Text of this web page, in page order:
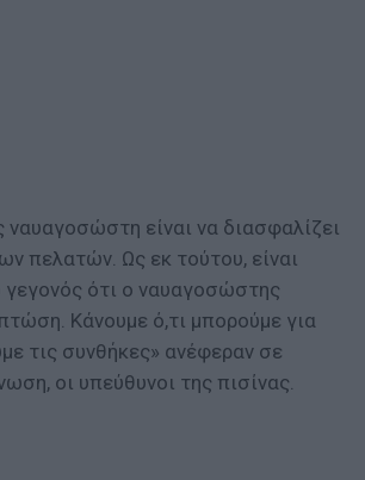
ναυαγοσώστη είναι να διασφαλίζει
πελατών. Ως εκ τούτου, είναι
ότι ο ναυαγοσώστης
Κάνουμε ό,τι μπορούμε για
τις συνθήκες» ανέφεραν σε
οι υπεύθυνοι της πισίνας.